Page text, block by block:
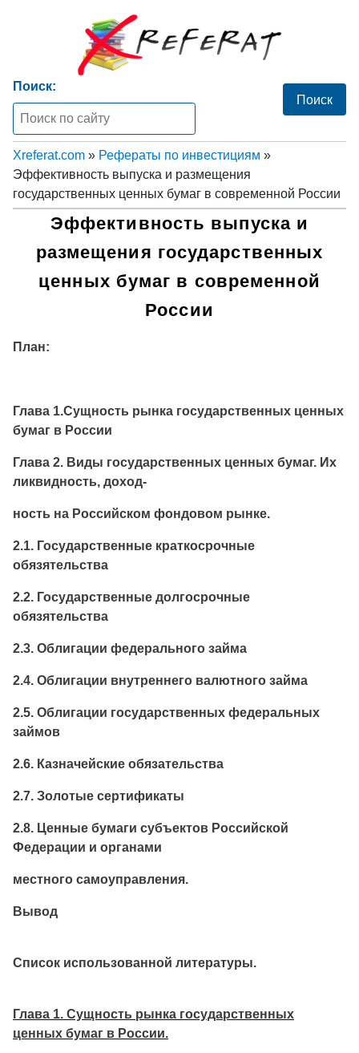
Поиск:
Xreferat.com » Рефераты по инвестициям »
Эффективность выпуска и размещения
государственных ценных бумаг в современной России
Эффективность выпуска и
размещения государственных
ценных бумаг в современной
России
План:
Глава 1.Сущность рынка государственных ценных
бумаг в России
Глава 2. Виды государственных ценных бумаг. Их
ликвидность, доход-
ность на Российском фондовом рынке.
2.1. Государственные краткосрочные
обязятельства
2.2. Государственные долгосрочные
обязятельства
2.3. Облигации федерального займа
2.4. Облигации внутреннего валютного займа
2.5. Облигации государственных федеральных
займов
2.6. Казначейские обязательства
2.7. Золотые сертификаты
2.8. Ценные бумаги субъектов Российской
Федерации и органами
местного самоуправления.
Вывод
Список использованной литературы.
Глава 1. Сущность рынка государственных
ценных бумаг в России.